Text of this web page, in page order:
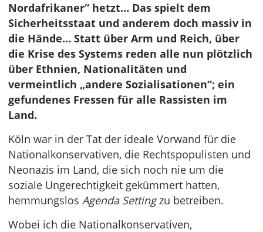
Nordafrikaner“ hetzt… Das spielt dem
Sicherheitsstaat und anderem doch massiv in
die Hände… Statt über Arm und Reich, über
die Krise des Systems reden alle nun plötzlich
über Ethnien, Nationalitäten und
vermeintlich „andere Sozialisationen“; ein
gefundenes Fressen für alle Rassisten im
Land.
Köln war in der Tat der ideale Vorwand für die
Nationalkonservativen, die Rechtspopulisten und
Neonazis im Land, die sich noch nie um die
soziale Ungerechtigkeit gekümmert hatten,
hemmungslos Agenda Settingzu betreiben.
Wobei ich die Nationalkonservativen,